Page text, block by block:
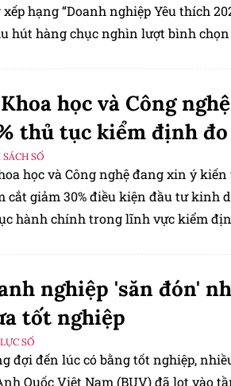
xếp hạng “Doanh nghiệp Yêu thích
hút hàng chục nghìn lượt bình
học và Công
thủ tục kiểm định
SỐ
học và Công nghệ đang xin ý
cắt giảm 30% điều kiện đầu tư kinh
hành chính trong lĩnh vực kiểm
nghiệp 'săn đón'
tốt nghiệp
SỐ
đợi đến lúc có bằng tốt nghiệp,
Quốc Việt Nam (BUV) đã lọt vào